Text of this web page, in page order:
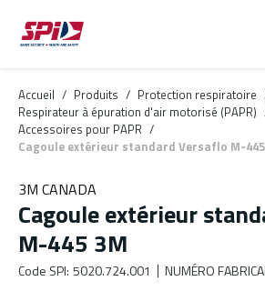
Aller au contenu principal
Skip to menu
Skip to footer
Accueil / Produits / Protection respiratoire
Respirateur à épuration d'air motorisé (PAPR)
Accessoires pour PAPR /
Cagoule extérieur standard Versaflo M-
3M CANADA
Cagoule extérieur
M-445 3M
Code SPI: 5020.724.001 NUMÉRO